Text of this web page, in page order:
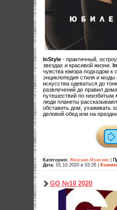
InStyle - практичный,
звездах и красивой жизни.
чувства юмора подходом к
энциклопедия стиля и
искусства одеваться до
развлечений до правил
путешествий по
люди планеты
обставить дом, ухаживать
деловой обед или на
Категория: Женские-Мужские
Дата: 01.10.2020 в 03:26
GQ №10 2020